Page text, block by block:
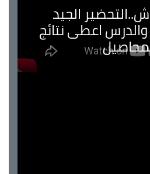
الجيد
اعطى نتائج